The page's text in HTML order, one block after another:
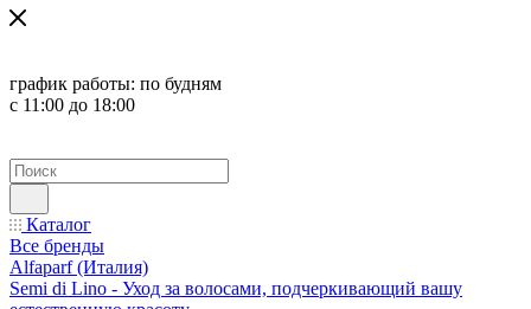
график работы: по будням
с 11:00 до 18:00
Каталог
Все бренды
Alfaparf (Италия)
Semi di Lino - Уход за волосами, подчеркивающий вашу